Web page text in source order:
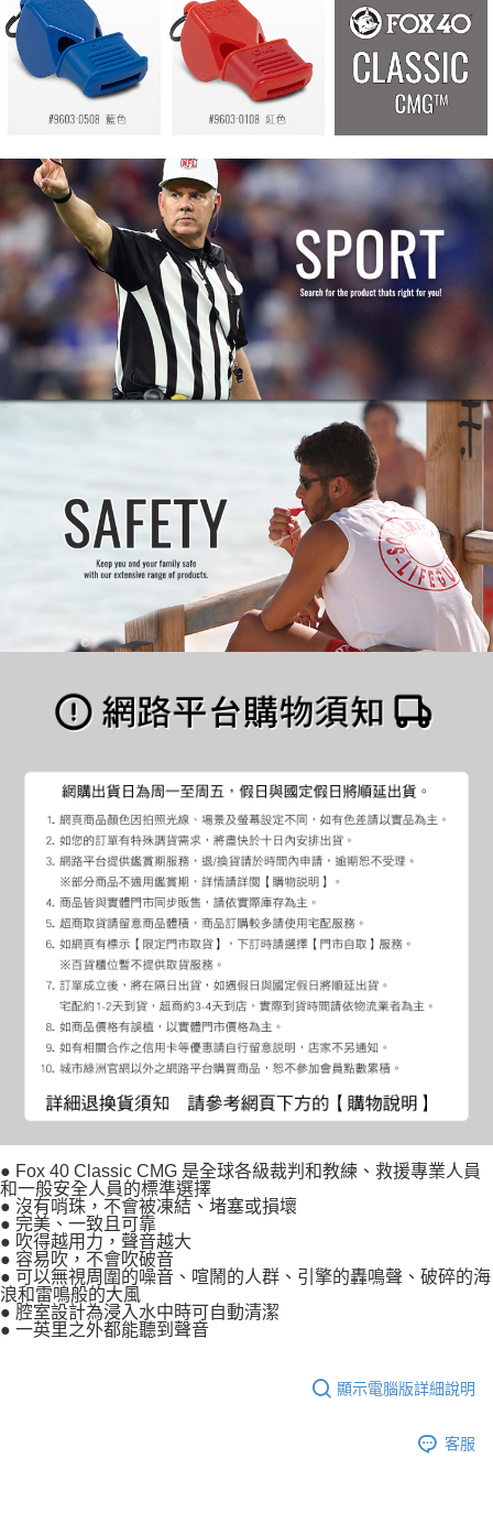
● Fox 40 Classic CMG 是全球各級裁判和教練、救援專業人員
和一般安全人員的標準選擇
● 沒有哨珠，不會被凍結、堵塞或損壞
● 完美、一致且可靠
● 吹得越用力，聲音越大
● 容易吹，不會吹破音
● 可以無視周圍的噪音、喧鬧的人群、引擎的轟鳴聲、破碎的海
浪和雷鳴般的大風
● 腔室設計為浸入水中時可自動清潔
● 一英里之外都能聽到聲音
顯示電腦版詳細說明
客服